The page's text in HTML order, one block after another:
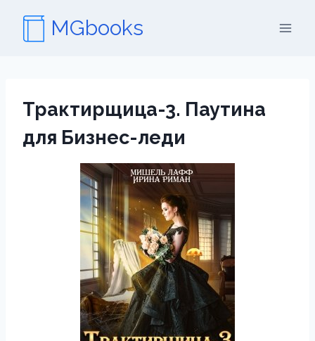
содержимому
MGbooks
Трактирщица-3. Паутина
для Бизнес-леди